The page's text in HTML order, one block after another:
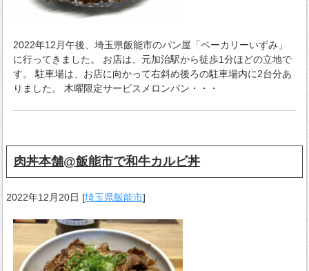
2022年12月午後、埼玉県飯能市のパン屋「ベーカリーいずみ」
に行ってきました。 お店は、元加治駅から徒歩1分ほどの立地で
す。 駐車場は、お店に向かって右斜め後ろの駐車場内に2台分あ
りました。 木曜限定サービスメロンパン・・・
肉丼本舗@飯能市で和牛カルビ丼
2022年12月20日 [埼玉県飯能市]